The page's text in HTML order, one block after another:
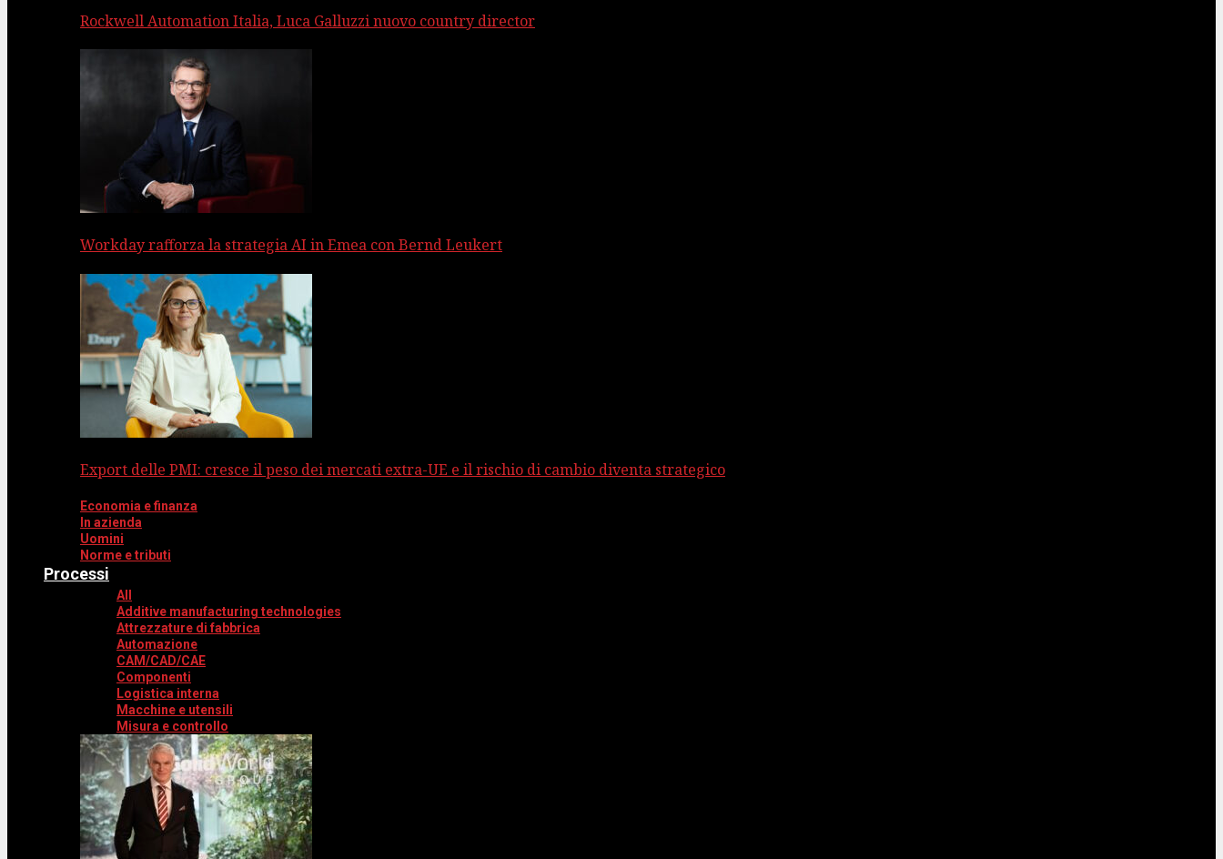
Rockwell Automation Italia, Luca Galluzzi nuovo country director
Workday rafforza la strategia AI in Emea con Bernd Leukert
Export delle PMI: cresce il peso dei mercati extra-UE e il rischio di cambio diventa strategico
Economia e finanza
In azienda
Uomini
Norme e tributi
Processi
All
Additive manufacturing technologies
Attrezzature di fabbrica
Automazione
CAM/CAD/CAE
Componenti
Logistica interna
Macchine e utensili
Misura e controllo